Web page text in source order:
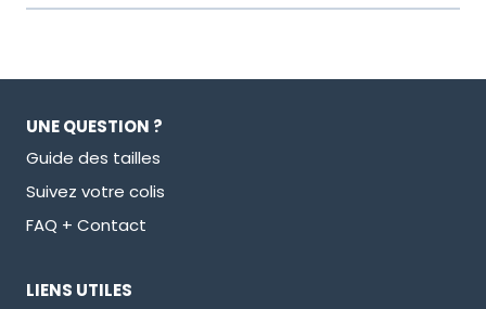
UNE QUESTION ?
Guide des tailles
Suivez votre colis
FAQ + Contact
LIENS UTILES